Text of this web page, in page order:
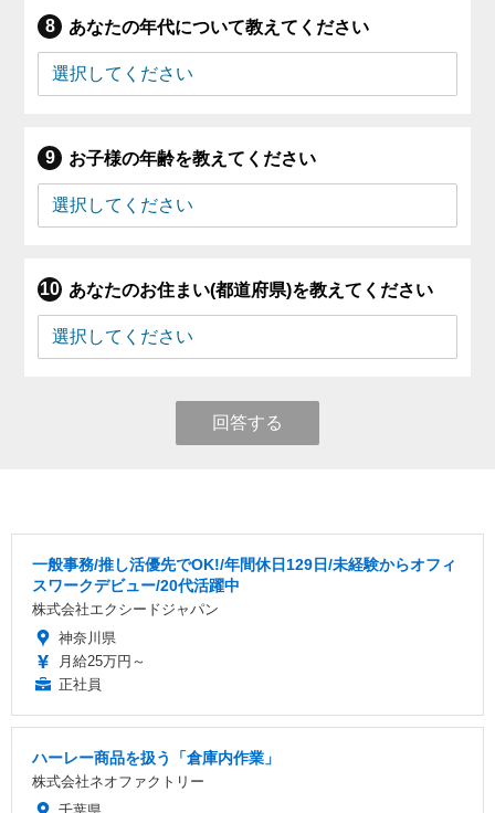
あなたの年代について教えてください
お子様の年齢を教えてください
あなたのお住まい(都道府県)を教えてください
回答する
一般事務/推し活優先でOK!/年間休日129日/未経験からオフィ
スワークデビュー/20代活躍中
株式会社エクシードジャパン
神奈川県
月給25万円～
正社員
ハーレー商品を扱う「倉庫内作業」
株式会社ネオファクトリー